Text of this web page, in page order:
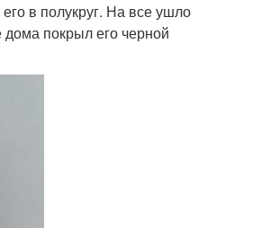
в полукруг. На все ушло
покрыл его черной